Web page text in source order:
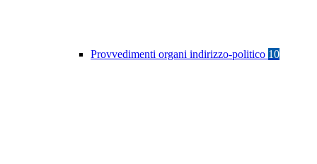
Provvedimenti organi indirizzo-politico 10